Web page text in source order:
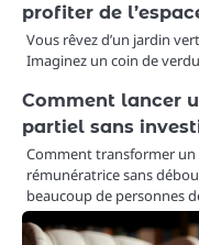
profiter de
Vous rêvez d’un jardin
Imaginez un coin de
Comment lancer
partiel sans
Comment transformer un
rémunératrice sans
beaucoup de personnes